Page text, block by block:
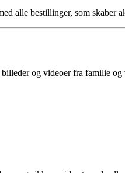
alle bestillinger, som skaber
og videoer fra familie og